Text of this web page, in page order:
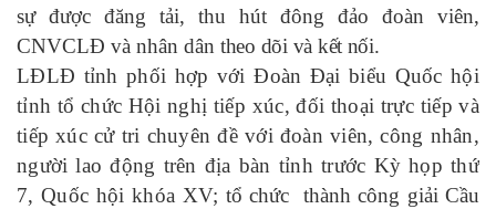
sự được đăng tải, thu hút đông đảo đoàn viên,
CNVCLĐ và nhân dân theo dõi và kết nối.
LĐLĐ tỉnh phối hợp với Đoàn Đại biểu Quốc hội
tỉnh tổ chức Hội nghị tiếp xúc, đối thoại trực tiếp và
tiếp xúc cử tri chuyên đề với đoàn viên, công nhân,
người lao động trên địa bàn tỉnh trước Kỳ họp thứ
7, Quốc hội khóa XV;tổ chức thành công giải Cầu